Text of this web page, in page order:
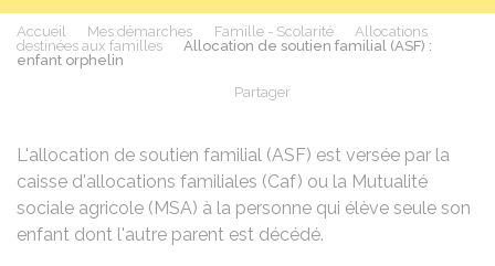
Accueil Mes démarches Famille - Scolarité
Allocations
destinées aux familles
Allocation de soutien familial (ASF) :
enfant orphelin
Partager
L'allocation de soutien familial (ASF) est versée par la
caisse d'allocations familiales (Caf) ou la Mutualité
sociale agricole (MSA) à la personne qui élève seule son
enfant dont l'autre parent est décédé.